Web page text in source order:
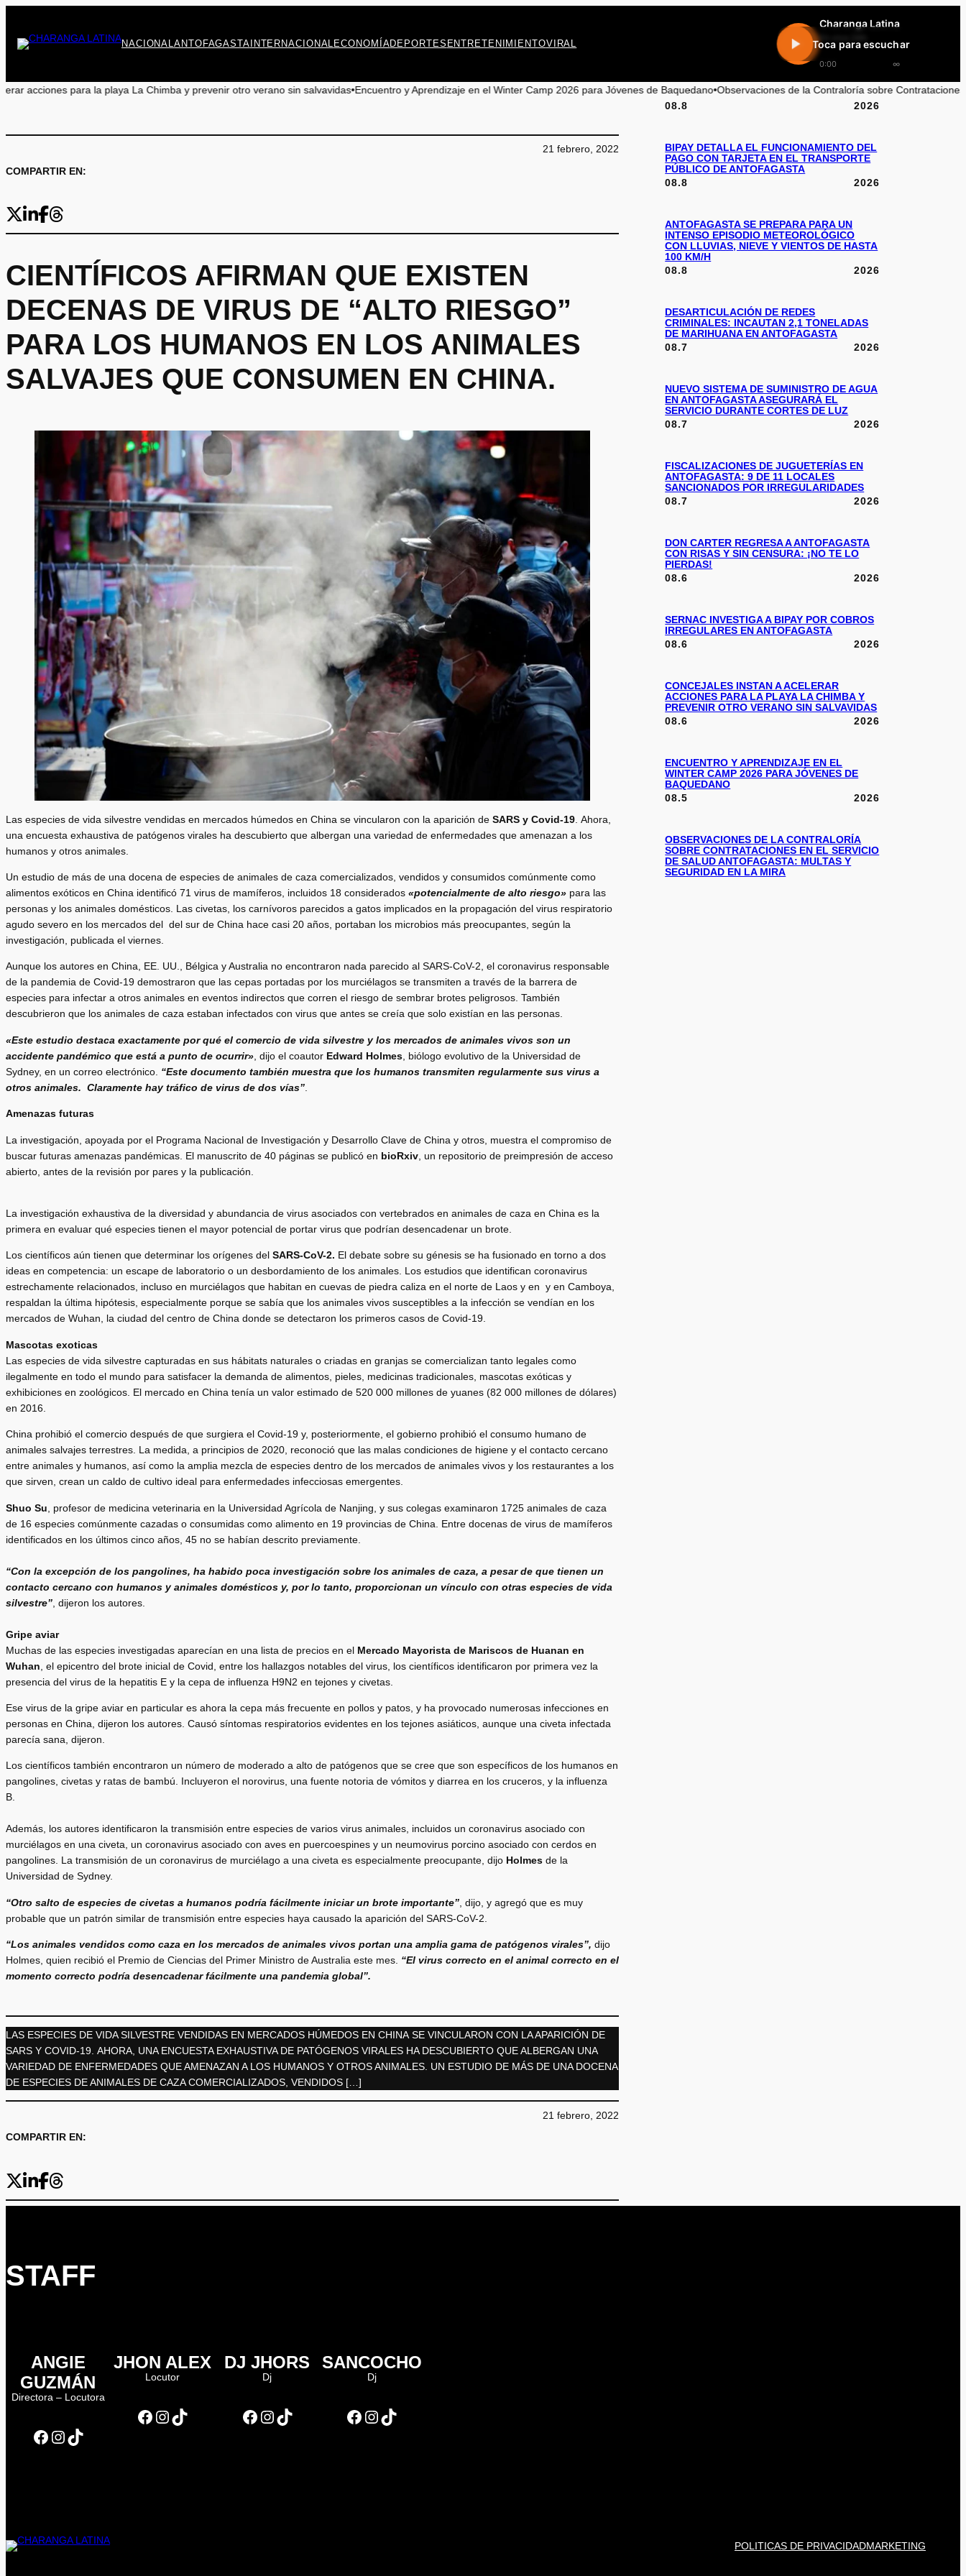
contenido
NACIONALANTOFAGASTA INTERNACIONAL ECONOMÍADEPORTES ENTRETENIMIENTOVIRAL
Charanga Latina
En vivo 24h
0:00 ∞
Toca para escuchar
y prevenir otro verano sin salvavidas•Encuentro y Aprendizaje en el Winter Camp 2026 para Jóvenes de Baquedano•Observaciones de la Contraloría sobre Contrataciones en el Servicio de Salud
COMPARTIR EN:
21 febrero, 2022
CIENTÍFICOS AFIRMAN QUE EXISTEN
DECENAS DE VIRUS DE “ALTO RIESGO”
PARA LOS HUMANOS EN LOS ANIMALES
SALVAJES QUE CONSUMEN EN CHINA.
Las especies de vida silvestre vendidas en mercados húmedos en China se vincularon con la aparición de SARS y Covid-19 . Ahora,
una encuesta exhaustiva de patógenos virales ha descubierto que albergan una variedad de enfermedades que amenazan a los
humanos y otros animales.
Un estudio de más de una docena de especies de animales de caza comercializados, vendidos y consumidos comúnmente como
alimentos exóticos en China identificó 71 virus de mamíferos, incluidos 18 considerados «potencialmente de alto riesgo» para las
personas y los animales domésticos. Las civetas, los carnívoros parecidos a gatos implicados en la propagación del virus respiratorio
agudo severo en los mercados del del sur de China hace casi 20 años, portaban los microbios más preocupantes, según la
investigación, publicada el viernes.
Aunque los autores en China, EE. UU., Bélgica y Australia no encontraron nada parecido al SARS-CoV-2, el coronavirus responsable
de la pandemia de Covid-19 demostraron que las cepas portadas por los murciélagos se transmiten a través de la barrera de
especies para infectar a otros animales en eventos indirectos que corren el riesgo de sembrar brotes peligrosos. También
descubrieron que los animales de caza estaban infectados con virus que antes se creía que solo existían en las personas.
«Este estudio destaca exactamente por qué el comercio de vida silvestre y los mercados de animales vivos son un
accidente pandémico que está a punto de ocurrir» , dijo el coautor Edward Holmes , biólogo evolutivo de la Universidad de
Sydney, en un correo electrónico. “Este documento también muestra que los humanos transmiten regularmente sus virus a
otros animales. Claramente hay tráfico de virus de dos vías”
Amenazas futuras
La investigación, apoyada por el Programa Nacional de Investigación y Desarrollo Clave de China y otros, muestra el compromiso de
buscar futuras amenazas pandémicas. El manuscrito de 40 páginas se publicó en bioRxiv , un repositorio de preimpresión de acceso
abierto, antes de la revisión por pares y la publicación.
La investigación exhaustiva de la diversidad y abundancia de virus asociados con vertebrados en animales de caza en China es la
primera en evaluar qué especies tienen el mayor potencial de portar virus que podrían desencadenar un brote.
Los científicos aún tienen que determinar los orígenes del SARS-CoV-2. El debate sobre su génesis se ha fusionado en torno a dos
ideas en competencia: un escape de laboratorio o un desbordamiento de los animales. Los estudios que identifican coronavirus
estrechamente relacionados, incluso en murciélagos que habitan en cuevas de piedra caliza en el norte de Laos y en y en Camboya,
respaldan la última hipótesis, especialmente porque se sabía que los animales vivos susceptibles a la infección se vendían en los
mercados de Wuhan, la ciudad del centro de China donde se detectaron los primeros casos de Covid-19.
Mascotas exoticas
Las especies de vida silvestre capturadas en sus hábitats naturales o criadas en granjas se comercializan tanto legales como
ilegalmente en todo el mundo para satisfacer la demanda de alimentos, pieles, medicinas tradicionales, mascotas exóticas y
exhibiciones en zoológicos. El mercado en China tenía un valor estimado de 520 000 millones de yuanes (82 000 millones de dólares)
en 2016.
China prohibió el comercio después de que surgiera el Covid-19 y, posteriormente, el gobierno prohibió el consumo humano de
animales salvajes terrestres. La medida, a principios de 2020, reconoció que las malas condiciones de higiene y el contacto cercano
entre animales y humanos, así como la amplia mezcla de especies dentro de los mercados de animales vivos y los restaurantes a los
que sirven, crean un caldo de cultivo ideal para enfermedades infecciosas emergentes.
Shuo Su , profesor de medicina veterinaria en la Universidad Agrícola de Nanjing, y sus colegas examinaron 1725 animales de caza
de 16 especies comúnmente cazadas o consumidas como alimento en 19 provincias de China. Entre docenas de virus de mamíferos
identificados en los últimos cinco años, 45 no se habían descrito previamente.
“Con la excepción de los pangolines, ha habido poca investigación sobre los animales de caza, a pesar de que tienen un
contacto cercano con humanos y animales domésticos y, por lo tanto, proporcionan un vínculo con otras especies de vida
silvestre” , dijeron los autores.
Gripe aviar
Muchas de las especies investigadas aparecían en una lista de precios en el Mercado Mayorista de Mariscos de Huanan en
Wuhan , el epicentro del brote inicial de Covid, entre los hallazgos notables del virus, los científicos identificaron por primera vez la
presencia del virus de la hepatitis E y la cepa de influenza H9N2 en tejones y civetas.
Ese virus de la gripe aviar en particular es ahora la cepa más frecuente en pollos y patos, y ha provocado numerosas infecciones en
personas en China, dijeron los autores. Causó síntomas respiratorios evidentes en los tejones asiáticos, aunque una civeta infectada
parecía sana, dijeron.
Los científicos también encontraron un número de moderado a alto de patógenos que se cree que son específicos de los humanos en
pangolines, civetas y ratas de bambú. Incluyeron el norovirus, una fuente notoria de vómitos y diarrea en los cruceros, y la influenza
B.
Además, los autores identificaron la transmisión entre especies de varios virus animales, incluidos un coronavirus asociado con
murciélagos en una civeta, un coronavirus asociado con aves en puercoespines y un neumovirus porcino asociado con cerdos en
pangolines. La transmisión de un coronavirus de murciélago a una civeta es especialmente preocupante, dijo Holmes de la
Universidad de Sydney.
“Otro salto de especies de civetas a humanos podría fácilmente iniciar un brote importante” , dijo, y agregó que es muy
probable que un patrón similar de transmisión entre especies haya causado la aparición del SARS-CoV-2.
“Los animales vendidos como caza en los mercados de animales vivos portan una amplia gama de patógenos virales”, dijo
Holmes, quien recibió el Premio de Ciencias del Primer Ministro de Australia este mes. “El virus correcto en el animal correcto en el
momento correcto podría desencadenar fácilmente una pandemia global”.
LAS ESPECIES DE VIDA SILVESTRE VENDIDAS EN MERCADOS HÚMEDOS EN CHINA SE VINCULARON CON LA APARICIÓN DE
SARS Y COVID-19. AHORA, UNA ENCUESTA EXHAUSTIVA DE PATÓGENOS VIRALES HA DESCUBIERTO QUE ALBERGAN UNA
VARIEDAD DE ENFERMEDADES QUE AMENAZAN A LOS HUMANOS Y OTROS ANIMALES. UN ESTUDIO DE MÁS DE UNA DOCENA
DE ESPECIES DE ANIMALES DE CAZA COMERCIALIZADOS, VENDIDOS […]
COMPARTIR EN:
21 febrero, 2022
08.8 2026
BIPAY DETALLA EL FUNCIONAMIENTO DEL
PAGO CON TARJETA EN EL TRANSPORTE
PÚBLICO DE ANTOFAGASTA
08.8
2026
ANTOFAGASTA SE PREPARA PARA UN
INTENSO EPISODIO METEOROLÓGICO
CON LLUVIAS, NIEVE Y VIENTOS DE HASTA
100 KM/H
08.8
2026
DESARTICULACIÓN DE REDES
CRIMINALES: INCAUTAN 2,1 TONELADAS
DE MARIHUANA EN ANTOFAGASTA
08.7
2026
NUEVO SISTEMA DE SUMINISTRO DE AGUA
EN ANTOFAGASTA ASEGURARÁ EL
SERVICIO DURANTE CORTES DE LUZ
08.7
2026
FISCALIZACIONES DE JUGUETERÍAS EN
ANTOFAGASTA: 9 DE 11 LOCALES
SANCIONADOS POR IRREGULARIDADES
08.7
2026
DON CARTER REGRESA A ANTOFAGASTA
CON RISAS Y SIN CENSURA: ¡NO TE LO
PIERDAS!
08.6
2026
SERNAC INVESTIGA A BIPAY POR COBROS
IRREGULARES EN ANTOFAGASTA
08.6
2026
CONCEJALES INSTAN A ACELERAR
ACCIONES PARA LA PLAYA LA CHIMBA Y
PREVENIR OTRO VERANO SIN SALVAVIDAS
08.6
2026
ENCUENTRO Y APRENDIZAJE EN EL
WINTER CAMP 2026 PARA JÓVENES DE
BAQUEDANO
08.5
2026
OBSERVACIONES DE LA CONTRALORÍA
SOBRE CONTRATACIONES EN EL SERVICIO
DE SALUD ANTOFAGASTA: MULTAS Y
SEGURIDAD EN LA MIRA
STAFF
ANGIE
GUZMÁN
Directora – Locutora
Facebook Instagram TikTok
JHON ALEX
Locutor
Facebook Instagram TikTok
DJ JHORS
Dj
Facebook Instagram TikTok
SANCOCHO
Dj
Facebook Instagram TikTok
POLITICAS DE PRIVACIDADMARKETING